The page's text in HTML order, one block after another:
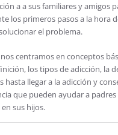
a a sus familiares y amigos
los primeros pasos a la hora
el problema.
centramos en conceptos
los tipos de adicción, la
hasta llegar a la adicción y
que pueden ayudar a
sus hijos.